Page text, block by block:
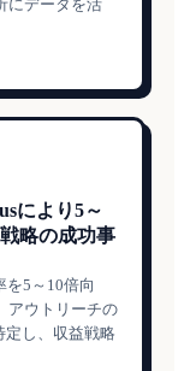
にデータを活
により5～
略の成功事
を5～10倍向
アウトリーチの
定し、収益戦略